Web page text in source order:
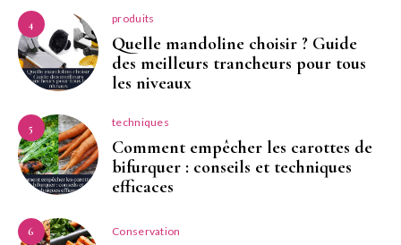
4 produits
Quelle mandoline choisir ? Guide
des meilleurs trancheurs pour tous
les niveaux
5 techniques
Comment empêcher les carottes de
bifurquer : conseils et techniques
efficaces
6 Conservation